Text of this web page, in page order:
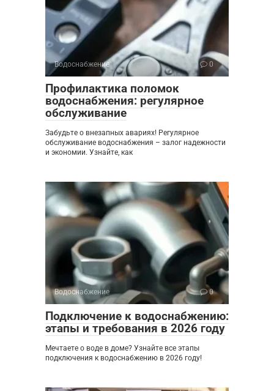
Водоснабжение 0
Профилактика поломок
водоснабжения: регулярное
обслуживание
Забудьте о внезапных авариях! Регулярное
обслуживание водоснабжения – залог надежности
и экономии. Узнайте, как
Водоснабжение 0
Подключение к водоснабжению:
этапы и требования в 2026 году
Мечтаете о воде в доме? Узнайте все этапы
подключения к водоснабжению в 2026 году!